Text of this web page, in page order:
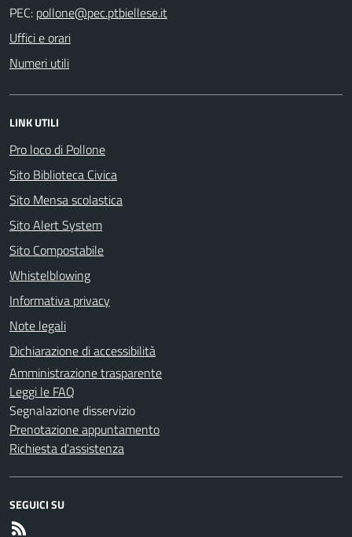
PEC:
Uffici e orari
Numeri utili
LINK UTILI
Pro loco di Pollone
Sito Biblioteca Civica
Sito Mensa scolastica
Sito Alert System
Sito Compostabile
Whistelblowing
Informativa privacy
Note legali
Dichiarazione di accessibilità
Amministrazione trasparente
Leggi le FAQ
Segnalazione disservizio
Prenotazione appuntamento
Richiesta d'assistenza
SEGUICI SU